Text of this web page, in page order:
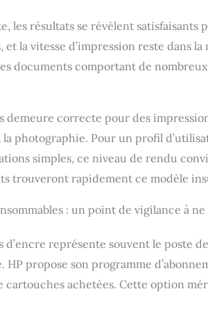
les résultats se révèlent satisfaisants
la vitesse d’impression reste dans
documents comportant de
demeure correcte pour des
photographie. Pour un profil
simples, ce niveau de rendu
trouveront rapidement ce modèle
: un point de vigilance à
d’encre représente souvent le poste
HP propose son programme
cartouches achetées. Cette option